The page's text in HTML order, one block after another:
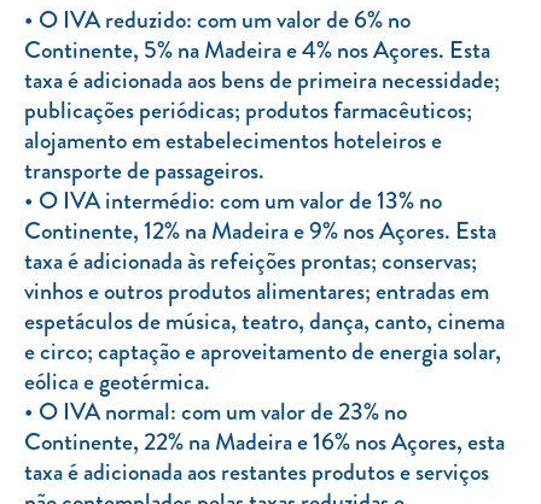
O IVA reduzido: com um valor de 6% no
Continente, 5% na Madeira e 4% nos Açores. Esta
taxa é adicionada aos bens de primeira necessidade;
publicações periódicas; produtos farmacêuticos;
alojamento em estabelecimentos hoteleiros e
transporte de passageiros.
O IVA intermédio: com um valor de 13% no
Continente, 12% na Madeira e 9% nos Açores. Esta
taxa é adicionada às refeições prontas; conservas;
vinhos e outros produtos alimentares; entradas em
espetáculos de música, teatro, dança, canto, cinema
e circo; captação e aproveitamento de energia solar,
eólica e geotérmica.
O IVA normal: com um valor de 23% no
Continente, 22% na Madeira e 16% nos Açores, esta
taxa é adicionada aos restantes produtos e serviços